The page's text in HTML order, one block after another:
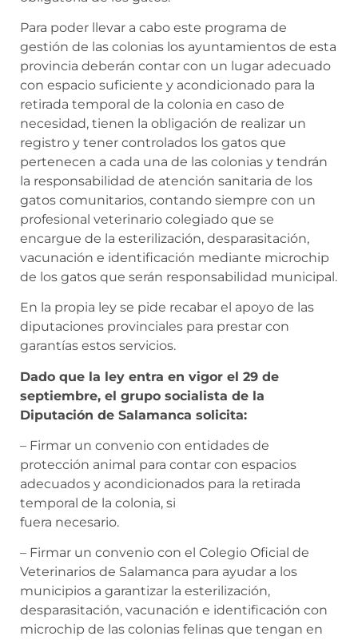
Para poder llevar a cabo este programa de
gestión de las colonias los ayuntamientos de esta
provincia deberán contar con un lugar adecuado
con espacio suficiente y acondicionado para la
retirada temporal de la colonia en caso de
necesidad, tienen la obligación de realizar un
registro y tener controlados los gatos que
pertenecen a cada una de las colonias y tendrán
la responsabilidad de atención sanitaria de los
gatos comunitarios, contando siempre con un
profesional veterinario colegiado que se
encargue de la esterilización, desparasitación,
vacunación e identificación mediante microchip
de los gatos que serán responsabilidad municipal.
En la propia ley se pide recabar el apoyo de las
diputaciones provinciales para prestar con
garantías estos servicios.
Dado que la ley entra en vigor el 29 de
septiembre, el grupo socialista de la
Diputación de Salamanca solicita:
– Firmar un convenio con entidades de
protección animal para contar con espacios
adecuados y acondicionados para la retirada
temporal de la colonia, si
fuera necesario.
– Firmar un convenio con el Colegio Oficial de
Veterinarios de Salamanca para ayudar a los
municipios a garantizar la esterilización,
desparasitación, vacunación e identificación con
microchip de las colonias felinas que tengan en